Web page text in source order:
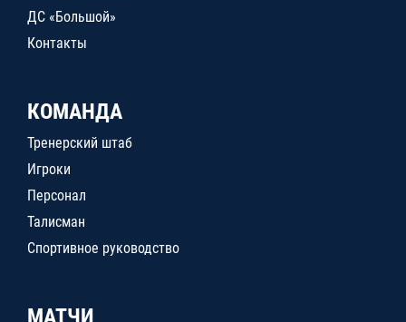
ДС «Большой»
Контакты
КОМАНДА
Тренерский штаб
Игроки
Персонал
Талисман
Спортивное руководство
МАТЧИ